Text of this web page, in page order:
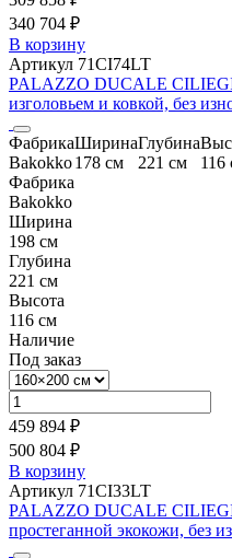
340 704 ₽
В корзину
Артикул 71CI74LT
PALAZZO DUCALE
изголовьем и ковкой, без
Фабрика
Bakokko
Ширина
178 см
Глубина
221 см
116
Фабрика
Bakokko
Ширина
198 см
Глубина
221 см
Высота
116 см
Наличие
Под заказ
459 894 ₽
500 804 ₽
В корзину
Артикул 71CI33LT
PALAZZO DUCALE
простеганной экокожи, без